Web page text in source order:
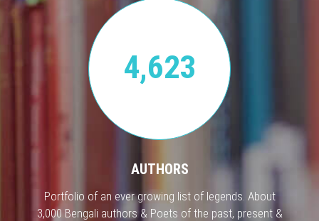
4,623
AUTHORS
Portfolio of an ever growing list of legends. About
3,000 Bengali authors & Poets of the past, present &